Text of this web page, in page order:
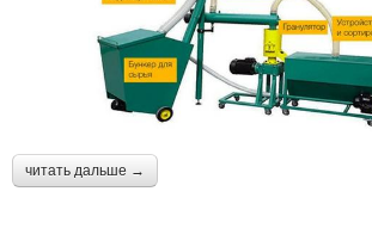
читать дальше →